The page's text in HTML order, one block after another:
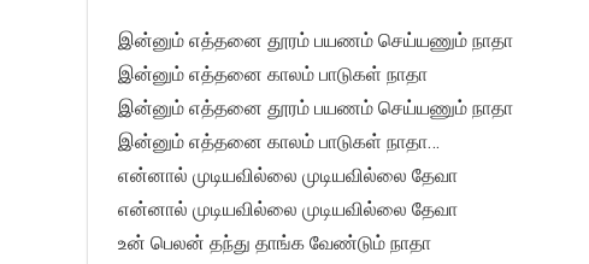
இன்னும் எத்தனை தூரம் பயணம் செய்யணும் நாதா
இன்னும் எத்தனை காலம் பாடுகள் நாதா
இன்னும் எத்தனை தூரம் பயணம் செய்யணும் நாதா
இன்னும் எத்தனை காலம் பாடுகள் நாதா…
என்னால் முடியவில்லை முடியவில்லை தேவா
என்னால் முடியவில்லை முடியவில்லை தேவா
உன் பெலன் தந்து தாங்க வேண்டும் நாதா